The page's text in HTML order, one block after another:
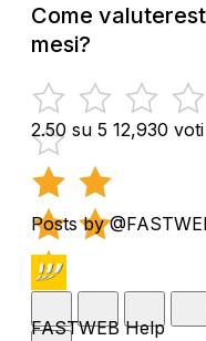
Come
mesi?
2.50 su 5 12,930 voti
Posts by
FASTWEB Help